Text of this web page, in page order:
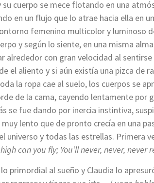
cuerpo se mece flotando en una
en un flujo que lo atrae hacia ella en
femenino multicolor y luminoso
y según lo siente, en una misma
alrededor con gran velocidad al
el aliento y si aún existía una pizca de
la ropa cae al suelo, los cuerpos se
de la cama, cayendo lentamente por
se fue dando por inercia instintiva,
lento que de pronto crecía en una
universo y todas las estrellas. Primera
can you fly; You’ll never, never, never
primordial al sueño y Claudia lo